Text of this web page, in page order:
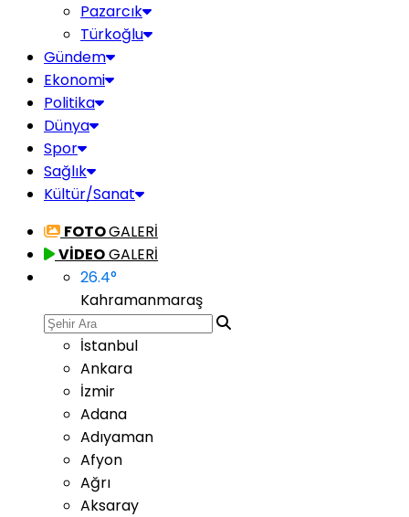
Pazarcık
Türkoğlu
Gündem
Ekonomi
Politika
Dünya
Spor
Sağlık
Kültür/Sanat
FOTOGALERİ
VİDEOGALERİ
26.4°
Kahramanmaraş
İstanbul
Ankara
İzmir
Adana
Adıyaman
Afyon
Ağrı
Aksaray